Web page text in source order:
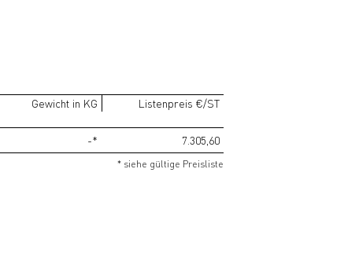
Gewicht in KG Listenpreis €/ST
-* 7.305,60
* siehe gültige Preisliste